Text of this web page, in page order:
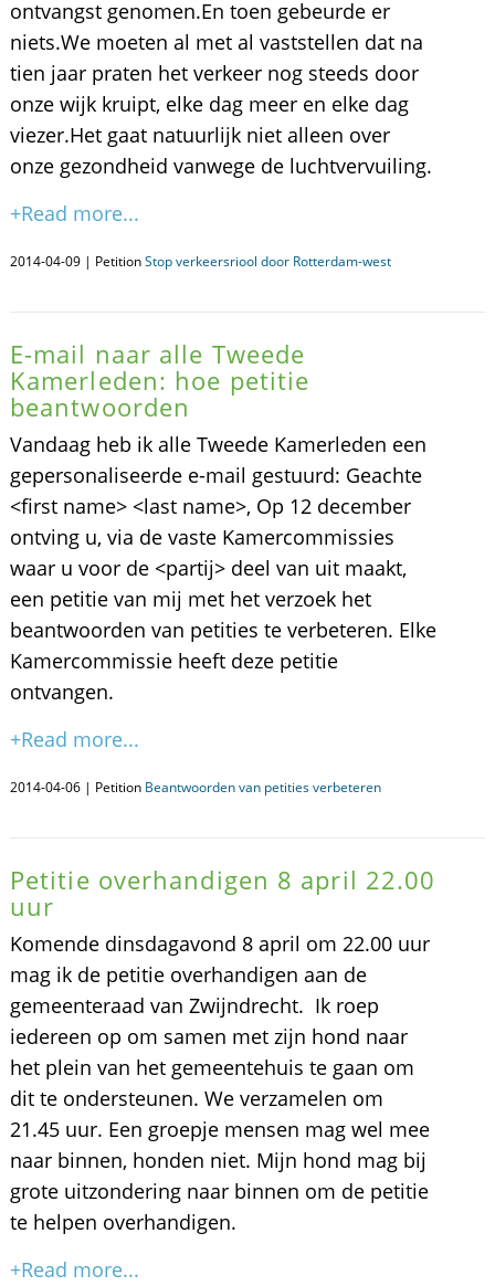
ontvangst genomen.En toen gebeurde er
niets.We moeten al met al vaststellen dat na
tien jaar praten het verkeer nog steeds door
onze wijk kruipt, elke dag meer en elke dag
viezer.Het gaat natuurlijk niet alleen over
onze gezondheid vanwege de luchtvervuiling.
+Read more...
2014-04-09 | PetitionStop verkeersriool door Rotterdam-west
E-mail naar alle Tweede
Kamerleden: hoe petitie
beantwoorden
Vandaag heb ik alle Tweede Kamerleden een
gepersonaliseerde e-mail gestuurd: Geachte
<first name> <last name>, Op 12 december
ontving u, via de vaste Kamercommissies
waar u voor de <partij> deel van uit maakt,
een petitie van mij met het verzoek het
beantwoorden van petities te verbeteren. Elke
Kamercommissie heeft deze petitie
ontvangen.
+Read more...
2014-04-06 | Petition Beantwoorden van petities verbeteren
Petitie overhandigen 8 april 22.00
uur
Komende dinsdagavond 8 april om 22.00 uur
mag ik de petitie overhandigen aan de
gemeenteraad van Zwijndrecht. Ik roep
iedereen op om samen met zijn hond naar
het plein van het gemeentehuis te gaan om
dit te ondersteunen. We verzamelen om
21.45 uur. Een groepje mensen mag wel mee
naar binnen, honden niet. Mijn hond mag bij
grote uitzondering naar binnen om de petitie
te helpen overhandigen.
+Read more...